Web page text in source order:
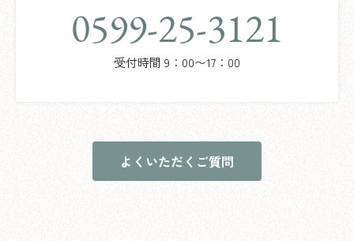
0599-25-3121
受付時間 9：00〜17：00
よくいただくご質問